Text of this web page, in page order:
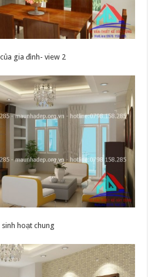
gia đình- view 2
hoạt chung